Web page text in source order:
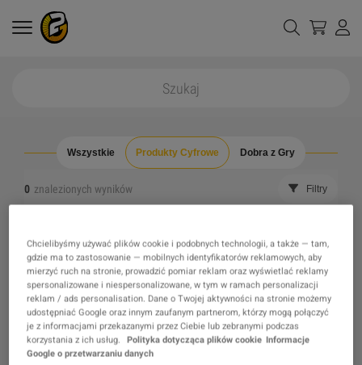
Wszystkie Produkty Cyfrowe Dobra z Gry
0 znalezionych wyników Filtry
Ukryj wyprzedane Wyczyść wszystkie filtry
Nie znaleziono produktu, którego szukasz, może
zainteresuje Cię jedna z naszych rekomendacji?
Chcielibyśmy używać plików cookie i podobnych technologii, a także — tam,
gdzie ma to zastosowanie — mobilnych identyfikatorów reklamowych, aby
mierzyć ruch na stronie, prowadzić pomiar reklam oraz wyświetlać reklamy
spersonalizowane i niespersonalizowane, w tym w ramach personalizacji
reklam / ads personalisation. Dane o Twojej aktywności na stronie możemy
udostępniać Google oraz innym zaufanym partnerom, którzy mogą połączyć
je z informacjami przekazanymi przez Ciebie lub zebranymi podczas
korzystania z ich usług.
Polityka dotycząca plików cookie Informacje
Google o przetwarzaniu danych